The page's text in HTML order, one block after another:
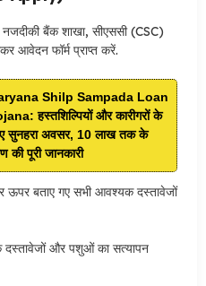
बैंक शाखा, सीएससी (CSC)
आवेदन फॉर्म प्राप्त करें.
Shilp Sampada Loan
हस्तशिल्पियों और कारीगरों के
सुनहरा अवसर, 10 लाख तक के
की पूरी जानकारी
ऊपर बताए गए सभी आवश्यक दस्तावेजों
और पशुओं का सत्यापन